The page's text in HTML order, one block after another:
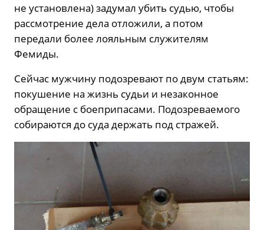
не установлена) задумал убить судью, чтобы
рассмотрение дела отложили, а потом
передали более лояльным служителям
Фемиды.
Сейчас мужчину подозревают по двум статьям:
покушение на жизнь судьи и незаконное
обращение с боеприпасами. Подозреваемого
собираются до суда держать под стражей.